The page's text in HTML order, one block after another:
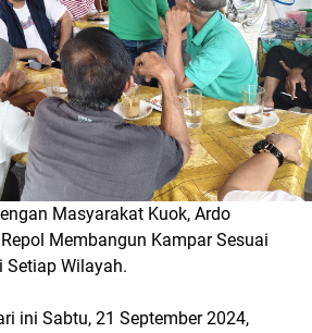
Masyarakat Kuok, Ardo
Membangun Kampar Sesuai
Setiap Wilayah.
ini Sabtu, 21 September 2024,